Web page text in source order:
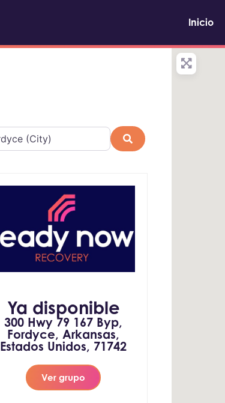
Inicio
Buscar
Ya disponible
300 Hwy 79 167 Byp,
Fordyce, Arkansas,
Estados Unidos, 71742
Ver grupo